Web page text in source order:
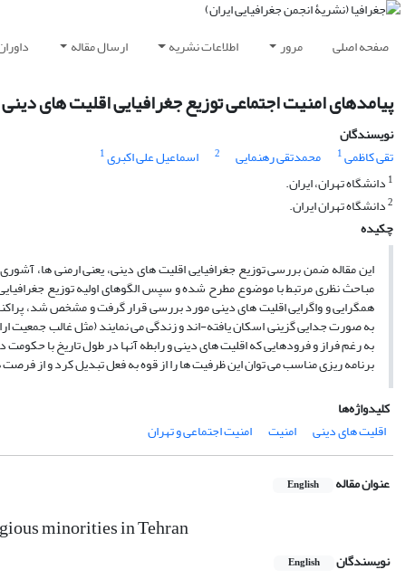
صفحه اصلی مرور اطلاعات نشریه ارسال مقاله
پیامدهای امنیت اجتماعی توزیع جغرافیایی اقلیت های
نویسندگان
تقی کاظمی1 محمدتقی رهنمایی 2 اسماعیل علی اکبری1
1 دانشگاه تهران، ایران.
2دانشگاه تهران ایران.
چکیده
این مقاله ضمن بررسی توزیع جغرافیایی اقلیت های دینی، یعنی ارمنی ها،
مباحث نظری مرتبط با موضوع مطرح شده و سپس الگوهای اولیه توزیع
همگرایی و واگرایی اقلیت های دینی مورد بررسی قرار گرفت و مشخص شد،
به صورت جدایی گزینی اسکان یافته-اند و زندگی می نمایند (مثل غالب
به رغم فراز و فرودهایی که اقلیت های دینی و رابطه آنها در طول تاریخ با
برنامه ریزی مناسب می توان این ظرفیت ها را از قوه به فعل تبدیل کرد و از
کلیدواژه‌ها
اقلیت های دینی
امنیت امنیت اجتماعی و تهران
عنوان مقاله English
minorities in Tehran
نویسندگان English